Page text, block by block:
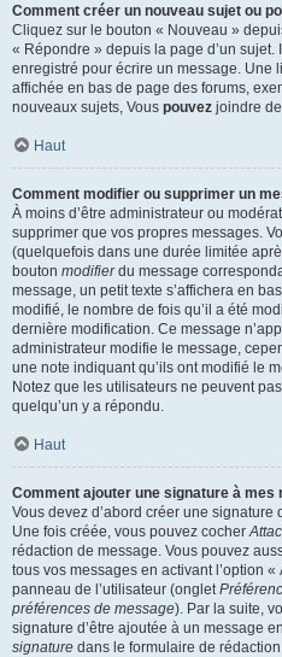
Comment créer un nouveau sujet ou
Cliquez sur le bouton « Nouveau »
« Répondre » depuis la page d’un sujet.
enregistré pour écrire un message. Une
affichée en bas de page des forums,
nouveaux sujets, Vous pouvez joindre
Haut
Comment modifier ou supprimer un
À moins d’être administrateur ou
supprimer que vos propres messages.
(quelquefois dans une durée limitée
bouton modifierdu message
message, un petit texte s’affichera en
modifié, le nombre de fois qu’il a été
dernière modification. Ce message
administrateur modifie le message,
une note indiquant qu’ils ont modifié le
Notez que les utilisateurs ne peuvent
quelqu’un y a répondu.
Haut
Comment ajouter une signature à mes
Vous devez d’abord créer une signature
Une fois créée, vous pouvez cocher
rédaction de message. Vous pouvez
tous vos messages en activant l’option
panneau de l’utilisateur (onglet
préférences de message). Par la suite,
signature d’être ajoutée à un message
signature dans le formulaire de